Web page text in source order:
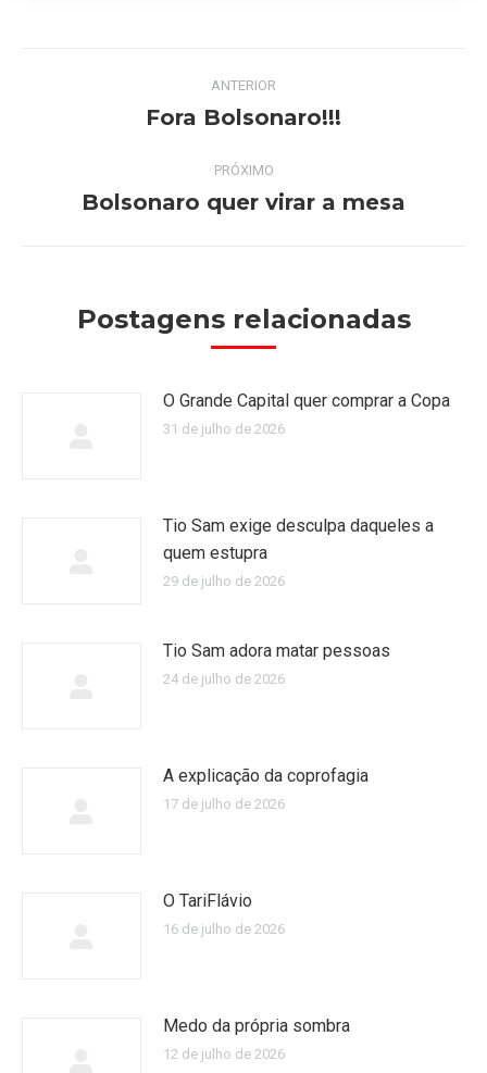
NavegaçãoANTERIOR
Post
Fora Bolsonaro!!!
PRÓXIMO
Próximo
Bolsonaro quer virar a mesa
Postagens relacionadas
O Grande Capital quer comprar a Copa
31 de julho de 2026
Tio Sam exige desculpa daqueles a
quem estupra
29 de julho de 2026
Tio Sam adora matar pessoas
24 de julho de 2026
A explicação da coprofagia
17 de julho de 2026
O TariFlávio
16 de julho de 2026
Medo da própria sombra
12 de julho de 2026